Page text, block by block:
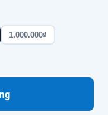
1.000.000₫